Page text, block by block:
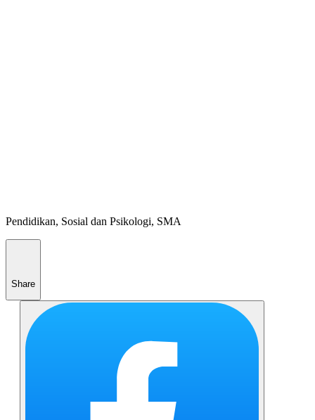
Pendidikan, Sosial dan Psikologi, SMA
Share